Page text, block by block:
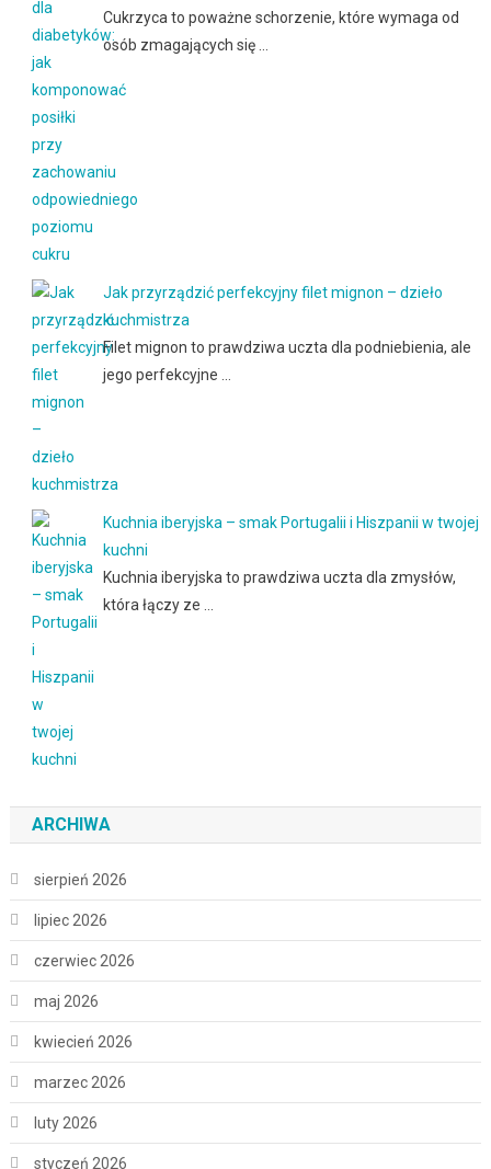
Cukrzyca to poważne schorzenie, które wymaga od
osób zmagających się …
Jak przyrządzić perfekcyjny filet mignon – dzieło
kuchmistrza
Filet mignon to prawdziwa uczta dla podniebienia, ale
jego perfekcyjne …
Kuchnia iberyjska – smak Portugalii i Hiszpanii w twojej
kuchni
Kuchnia iberyjska to prawdziwa uczta dla zmysłów,
która łączy ze …
ARCHIWA
sierpień 2026
lipiec 2026
czerwiec 2026
maj 2026
kwiecień 2026
marzec 2026
luty 2026
styczeń 2026